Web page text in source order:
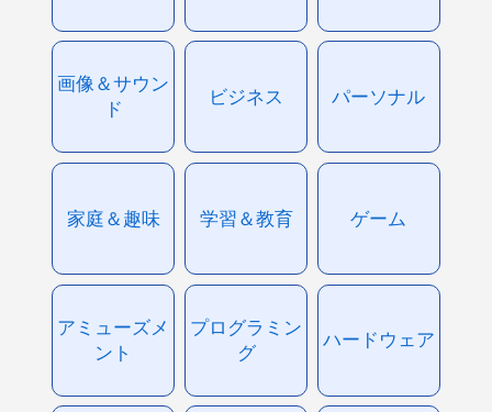
画像＆サウン
ド
ビジネス パーソナル
家庭＆趣味 学習＆教育 ゲーム
アミューズメ
ント
プログラミン
グ
ハードウェア